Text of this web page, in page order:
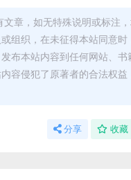
文章，如无特殊说明或标注
组织，在未征得本站同意时
布本站内容到任何网站、书
容侵犯了原著者的合法权益
分享 收藏